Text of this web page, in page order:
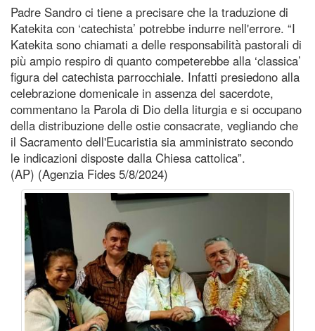
Padre Sandro ci tiene a precisare che la traduzione di
Katekita con ‘catechista’ potrebbe indurre nell'errore. “I
Katekita sono chiamati a delle responsabilità pastorali di
più ampio respiro di quanto competerebbe alla ‘classica’
figura del catechista parrocchiale. Infatti presiedono alla
celebrazione domenicale in assenza del sacerdote,
commentano la Parola di Dio della liturgia e si occupano
della distribuzione delle ostie consacrate, vegliando che
il Sacramento dell'Eucaristia sia amministrato secondo
le indicazioni disposte dalla Chiesa cattolica”.
(AP) (Agenzia Fides 5/8/2024)